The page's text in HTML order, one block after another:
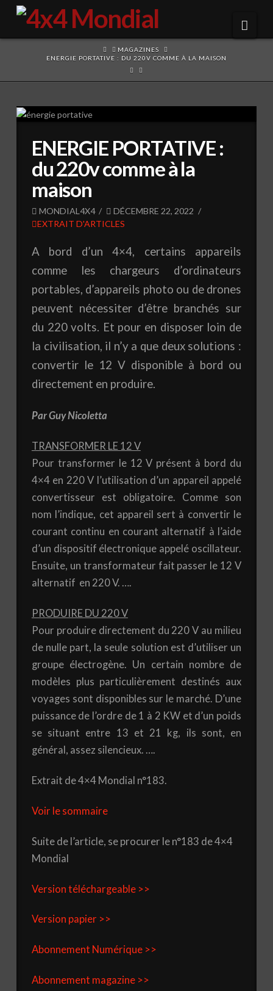
HOMEMAGAZINES
ENERGIE PORTATIVE : DU 220V COMME À LA MAISON
ENERGIE PORTATIVE :
du 220v comme à la
maison
MONDIAL4X4
DÉCEMBRE 22, 2022
EXTRAIT D'ARTICLES
A bord d’un 4×4, certains appareils
comme les chargeurs d’ordinateurs
portables, d’appareils photo ou de drones
peuvent nécessiter d’être branchés sur
du 220 volts. Et pour en disposer loin de
la civilisation, il n’y a que deux solutions :
convertir le 12 V disponible à bord ou
directement en produire.
Par Guy Nicoletta
TRANSFORMER LE 12 V
Pour transformer le 12 V présent à bord du
4×4 en 220 V l’utilisation d’un appareil appelé
convertisseur est obligatoire. Comme son
nom l’indique, cet appareil sert à convertir le
courant continu en courant alternatif à l’aide
d’un dispositif électronique appelé oscillateur.
Ensuite, un transformateur fait passer le 12 V
alternatif en 220 V. ….
PRODUIRE DU 220 V
Pour produire directement du 220 V au milieu
de nulle part, la seule solution est d’utiliser un
groupe électrogène. Un certain nombre de
modèles plus particulièrement destinés aux
voyages sont disponibles sur le marché. D’une
puissance de l’ordre de 1 à 2 KW et d’un poids
se situant entre 13 et 21 kg, ils sont, en
général, assez silencieux. ….
Extrait de 4×4 Mondial n°183.
Voir le sommaire
Suite de l’article, se procurer le n°183 de 4×4
Mondial
Version téléchargeable >>
Version papier >>
Abonnement Numérique >>
Abonnement magazine >>